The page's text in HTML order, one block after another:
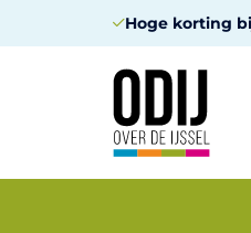
Hoge korting